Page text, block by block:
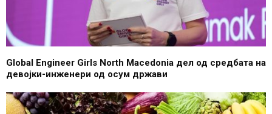
Global Engineer Girls North Macedonia дел од средбата на
девојки-инженери од осум држави